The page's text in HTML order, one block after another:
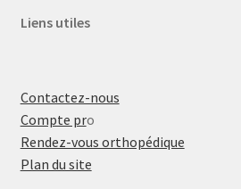
Liens utiles
Contactez-nous
Compte pro
Rendez-vous orthopédique
Plan du site